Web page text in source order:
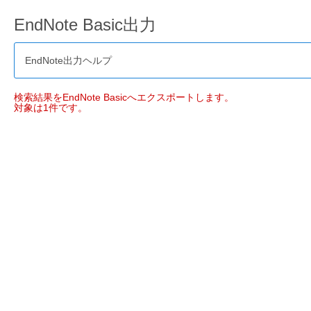
EndNote Basic出力
EndNote出力ヘルプ
検索結果をEndNote Basicへエクスポートします。
対象は1件です。